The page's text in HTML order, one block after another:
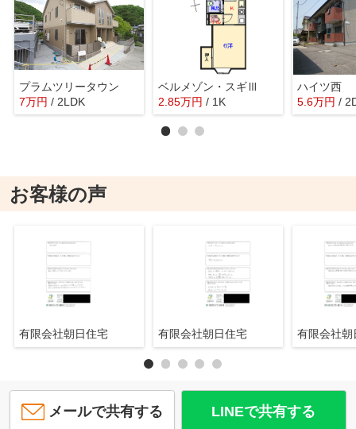
プラムツリータウン
7万円 / 2LDK
ベルメゾン・スギⅢ
2.85万円 / 1K
ハイツ西
5.6万円 /
お客様の声
有限会社朝日住宅 有限会社朝日住宅 有限会社
メールで共有する LINEで共有する